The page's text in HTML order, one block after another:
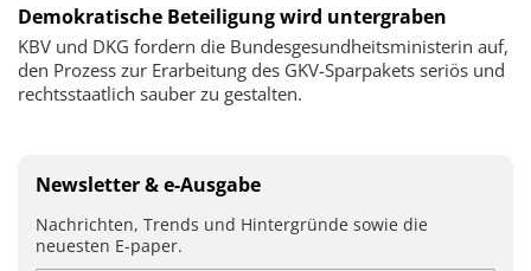
Demokratische Beteiligung wird untergraben
KBV und DKG fordern die Bundesgesundheitsministerin auf,
den Prozess zur Erarbeitung des GKV-Sparpakets seriös und
rechtsstaatlich sauber zu gestalten.
Newsletter & e-Ausgabe
Nachrichten, Trends und Hintergründe sowie die
neuesten E-paper.